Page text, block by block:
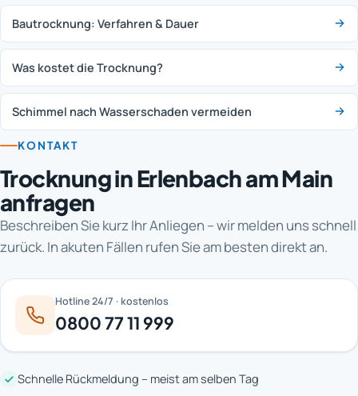
Bautrocknung: Verfahren & Dauer
Was kostet die Trocknung?
Schimmel nach Wasserschaden vermeiden
KONTAKT
Trocknung in Erlenbach am Main
anfragen
Beschreiben Sie kurz Ihr Anliegen – wir melden uns schnell
zurück. In akuten Fällen rufen Sie am besten direkt an.
Hotline 24/7 · kostenlos
0800 77 11 999
Schnelle Rückmeldung – meist am selben Tag